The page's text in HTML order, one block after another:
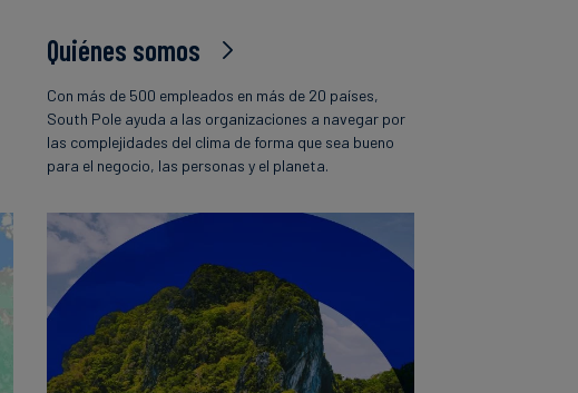
Quiénes somos
Con más de 500 empleados en más de 20 países,
South Pole ayuda a las organizaciones a navegar por
las complejidades del clima de forma que sea bueno
para el negocio, las personas y el planeta.